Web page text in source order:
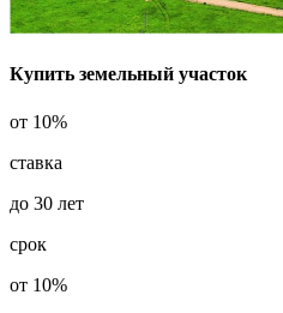
Купить земельный участок
от 10%
ставка
до 30 лет
срок
от 10%